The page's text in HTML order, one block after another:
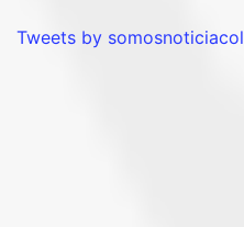
Tweets by somosnoticiacol